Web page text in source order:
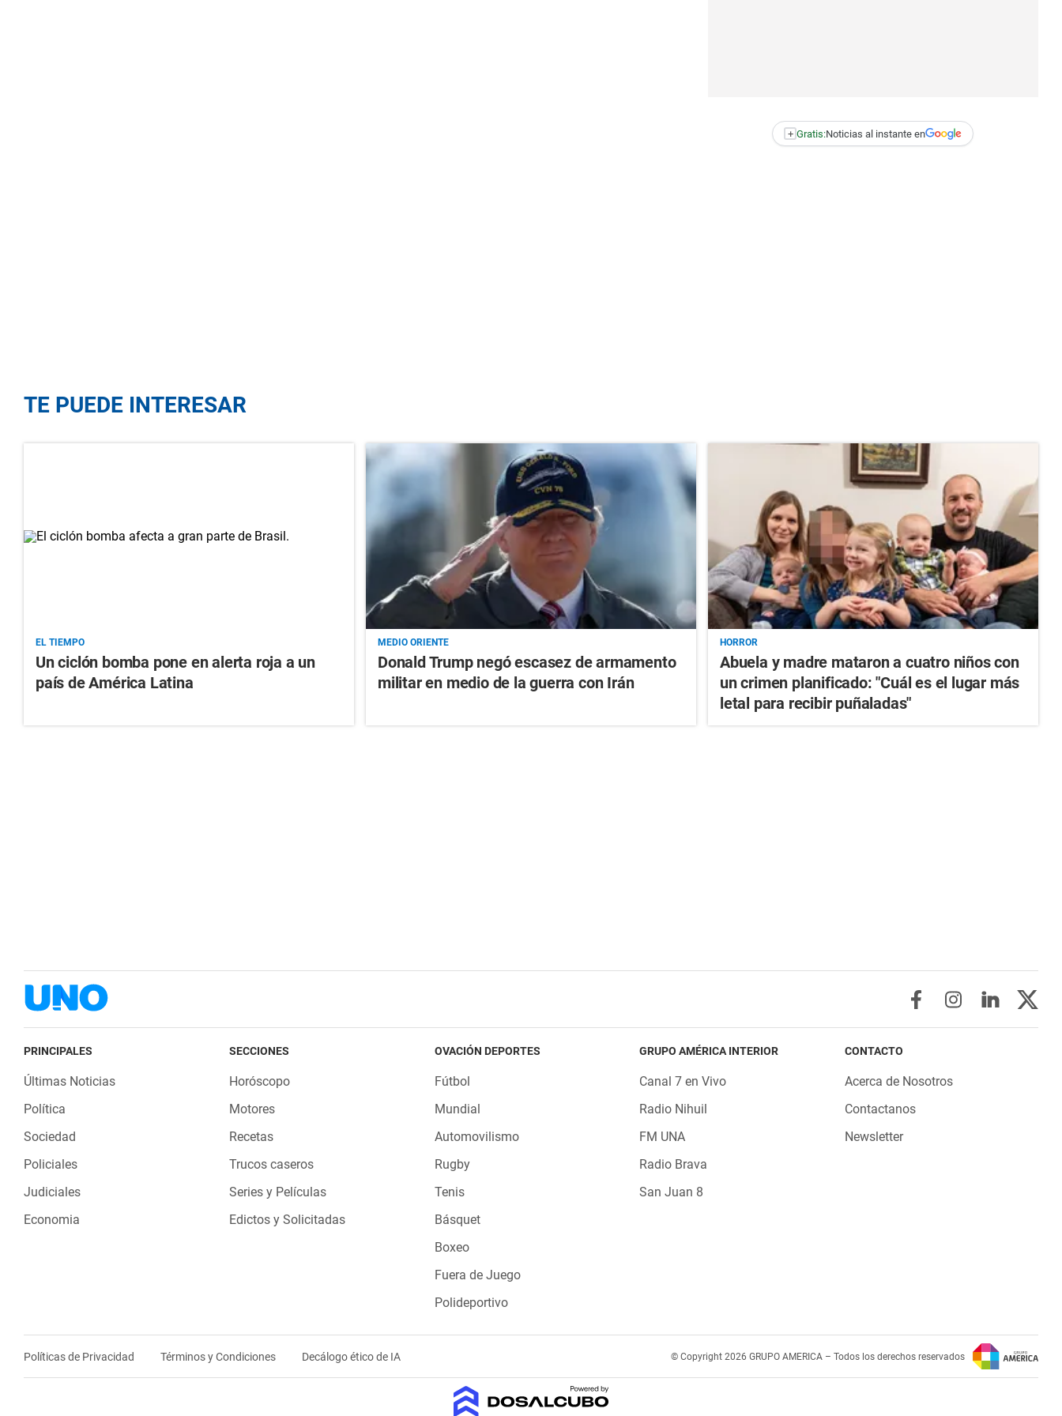
+ Gratis:Noticias al instante en
TE PUEDE INTERESAR
EL TIEMPO
Un ciclón bomba pone en alerta roja a un
país de América Latina
MEDIO ORIENTE
Donald Trump negó escasez de armamento
militar en medio de la guerra con Irán
HORROR
Abuela y madre mataron a cuatro niños con
un crimen planificado: "Cuál es el lugar más
letal para recibir puñaladas"
PRINCIPALES
Últimas Noticias
Política
Sociedad
Policiales
Judiciales
Economia
SECCIONES
Horóscopo
Motores
Recetas
Trucos caseros
Series y Películas
Edictos y Solicitadas
OVACIÓN DEPORTES
Fútbol
Mundial
Automovilismo
Rugby
Tenis
Básquet
Boxeo
Fuera de Juego
Polideportivo
GRUPO AMÉRICA INTERIOR
Canal 7 en Vivo
Radio Nihuil
FM UNA
Radio Brava
San Juan 8
CONTACTO
Acerca de Nosotros
Contactanos
Newsletter
Políticas de Privacidad Términos y Condiciones Decálogo ético de IA © Copyright 2026 GRUPO AMERICA – Todos los derechos reservados